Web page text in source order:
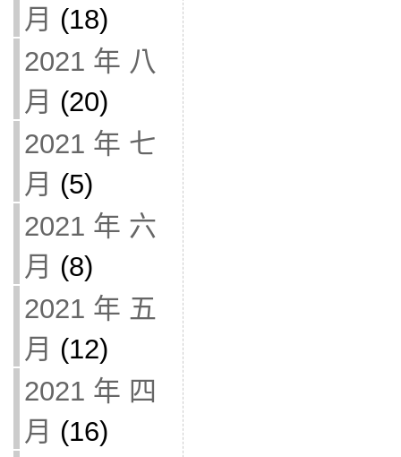
月 (18)
2021 年 八
月 (20)
2021 年 七
月 (5)
2021 年 六
月 (8)
2021 年 五
月 (12)
2021 年 四
月 (16)